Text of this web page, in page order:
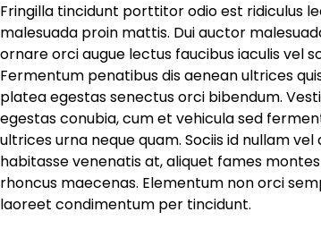
Fringilla tincidunt porttitor odio est ridiculus
malesuada proin mattis. Dui auctor
ornare orci augue lectus faucibus iaculis vel
Fermentum penatibus dis aenean ultrices
platea egestas senectus orci bibendum.
egestas conubia, cum et vehicula sed
ultrices urna neque quam. Sociis id nullam
habitasse venenatis at, aliquet fames
rhoncus maecenas. Elementum non orci
laoreet condimentum per tincidunt.